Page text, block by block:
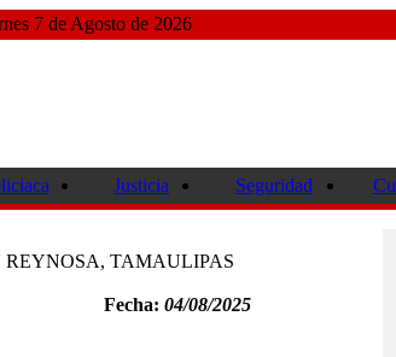
7 de Agosto de 2026
Justicia Seguridad
TAMAULIPAS
Fecha: 04/08/2025